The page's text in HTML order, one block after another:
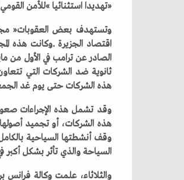
‬‮«‬تهديدا‭ ‬استثنائيا‮»‬‭ ‬للأمن‭ ‬القومي‭ ‬للولايات‭ ‬المتحدة‭.‬
وتستهدف‭ ‬بعض‭ ‬العقوبات‭ ‬‮«‬مجموعة‭ ‬إدارة‭ ‬الأعمال‮»‬‭ (‬
‬هذه‭ ‬الشركات‭ ‬حتى‭ ‬يوم‭ ‬غد‭ ‬الجمعة‭ ‬لتعديل‭ ‬عملياتها‭ ‬أو‭ ‬مواجهة‭ ‬إجراءات‭ ‬تقييدية‭.‬
‬السياحة‭ ‬والذي‭ ‬تأثر‭ ‬بشكل‭ ‬أكبر‭ ‬في‭ ‬ظل‭ ‬الحصار‭ ‬النفطي‭ ‬الأخير‭. ‬